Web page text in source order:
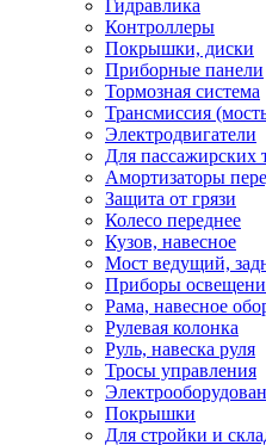
Гидравлика
Контроллеры
Покрышки, диски
Приборные панели
Тормозная система
Трансмиссия
Электродвигатели
Для пассажирских
Амортизаторы
Защита от грязи
Колесо переднее
Кузов, навесное
Мост ведущий,
Приборы
Рама, навесное
Рулевая колонка
Руль, навеска руля
Тросы управления
Покрышки
Для стройки и